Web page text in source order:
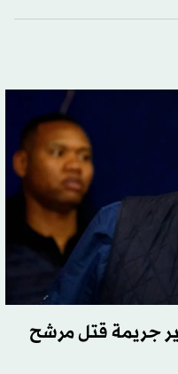
جريمة قتل مرشح